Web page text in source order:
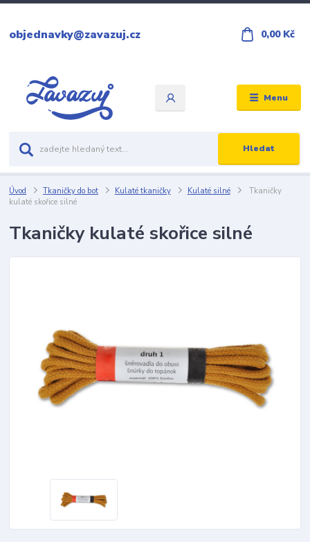
Menu
Hledat
objednavky@zavazuj.cz 0,00 Kč
Úvod Tkaničky do bot Kulaté tkaničky Kulaté silné
Tkaničky
kulaté skořice silné
Tkaničky kulaté skořice silné